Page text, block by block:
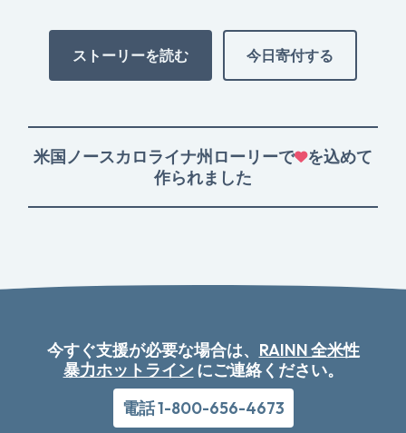
ストーリーを読む 今日寄付する
米国ノースカロライナ州ローリーで
を込めて
作られました
今すぐ支援が必要な場合は、 RAINN 全米性
暴力ホットライン にご連絡ください。
電話 1-800-656-4673